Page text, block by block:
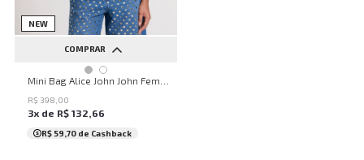
NEW
COMPRAR
UN
R$ 398 00
3x de R$ 132,66
R$ 59,70 de Cashback